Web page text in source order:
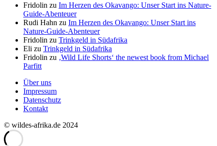
Fridolin zu Im Herzen des Okavango: Unser Start ins Nature-
Guide-Abenteuer
Rudi Hahn zu Im Herzen des Okavango: Unser Start ins
Nature-Guide-Abenteuer
Fridolin zu Trinkgeld in Südafrika
Eli zu Trinkgeld in Südafrika
Fridolin zu ‚Wild Life Shorts‘ the newest book from Michael
Parfitt
Über uns
Impressum
Datenschutz
Kontakt
© wildes-afrika.de 2024